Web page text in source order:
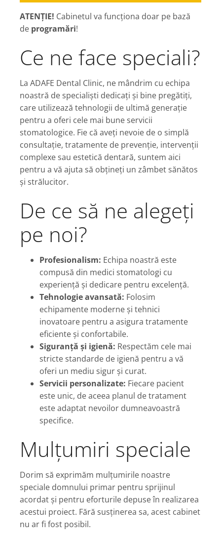
ATENȚIE! Cabinetul va funcționa doar pe bază
de programări!
Ce ne face speciali?
La ADAFE Dental Clinic, ne mândrim cu echipa
noastră de specialiști dedicați și bine pregătiți,
care utilizează tehnologii de ultimă generație
pentru a oferi cele mai bune servicii
stomatologice. Fie că aveți nevoie de o simplă
consultație, tratamente de prevenție, intervenții
complexe sau estetică dentară, suntem aici
pentru a vă ajuta să obțineți un zâmbet sănătos
și strălucitor.
De ce să ne alegeți
pe noi?
Profesionalism: Echipa noastră este
compusă din medici stomatologi cu
experiență și dedicare pentru excelență.
Tehnologie avansată: Folosim
echipamente moderne și tehnici
inovatoare pentru a asigura tratamente
eficiente și confortabile.
Siguranță și igienă: Respectăm cele mai
stricte standarde de igienă pentru a vă
oferi un mediu sigur și curat.
Servicii personalizate: Fiecare pacient
este unic, de aceea planul de tratament
este adaptat nevoilor dumneavoastră
specifice.
Mulțumiri speciale
Dorim să exprimăm mulțumirile noastre
speciale domnului primar pentru sprijinul
acordat și pentru eforturile depuse în realizarea
acestui proiect. Fără susținerea sa, acest cabinet
nu ar fi fost posibil.